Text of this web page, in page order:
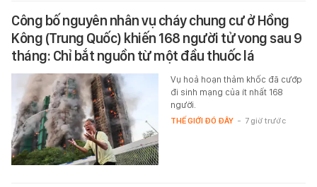
Công bố nguyên nhân vụ cháy chung cư ở Hồng
Kông (Trung Quốc) khiến 168 người tử vong sau 9
tháng: Chỉ bắt nguồn từ một đầu thuốc lá
Vụ hoả hoạn thảm khốc đã cướp
đi sinh mạng của ít nhất 168
người.
THẾ GIỚI ĐÓ ĐÂY - 7 giờ trước